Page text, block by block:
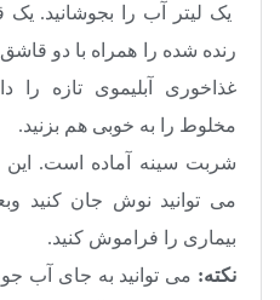
یک لیتر آب را بجوشانید.
رنده شده را همراه با دو
غذاخوری آبلیموی تازه
مخلوط را به خوبی هم بزنید.
شربت سینه آماده است. این
می توانید نوش جان کنید
بیماری را فراموش کنید.
نکته: می توانید به جای آب